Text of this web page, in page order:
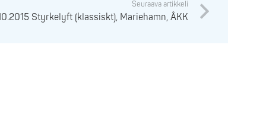
Seuraava artikkeli
Styrkelyft (klassiskt), Mariehamn, ÅKK